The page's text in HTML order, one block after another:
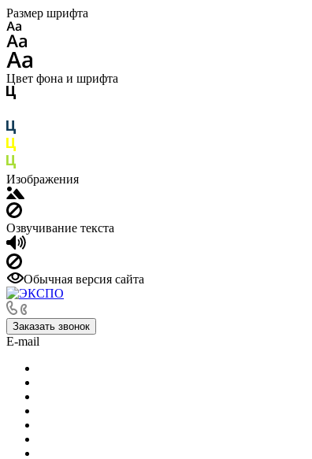
Размер шрифта
Цвет фона и шрифта
Изображения
Озвучивание текста
Обычная версия сайта
Заказать звонок
E-mail